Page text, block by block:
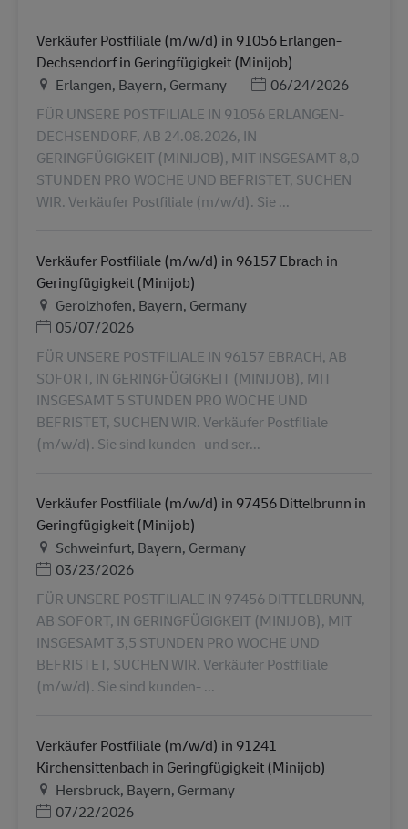
Verkäufer Postfiliale (m/w/d) in 91056 Erlangen-
Dechsendorf in Geringfügigkeit (Minijob)
Местоположение
Erlangen, Bayern, Germany Дата публикации
06/24/2026
FÜR UNSERE POSTFILIALE IN 91056 ERLANGEN-
DECHSENDORF, AB 24.08.2026, IN
GERINGFÜGIGKEIT (MINIJOB), MIT INSGESAMT 8,0
STUNDEN PRO WOCHE UND BEFRISTET, SUCHEN
WIR. Verkäufer Postfiliale (m/w/d). Sie ...
Verkäufer Postfiliale (m/w/d) in 96157 Ebrach in
Geringfügigkeit (Minijob)
Местоположение
Gerolzhofen, Bayern, Germany
Дата публикации
05/07/2026
FÜR UNSERE POSTFILIALE IN 96157 EBRACH, AB
SOFORT, IN GERINGFÜGIGKEIT (MINIJOB), MIT
INSGESAMT 5 STUNDEN PRO WOCHE UND
BEFRISTET, SUCHEN WIR. Verkäufer Postfiliale
(m/w/d). Sie sind kunden- und ser...
Verkäufer Postfiliale (m/w/d) in 97456 Dittelbrunn in
Geringfügigkeit (Minijob)
Местоположение
Schweinfurt, Bayern, Germany
Дата публикации
03/23/2026
FÜR UNSERE POSTFILIALE IN 97456 DITTELBRUNN,
AB SOFORT, IN GERINGFÜGIGKEIT (MINIJOB), MIT
INSGESAMT 3,5 STUNDEN PRO WOCHE UND
BEFRISTET, SUCHEN WIR. Verkäufer Postfiliale
(m/w/d). Sie sind kunden- ...
Verkäufer Postfiliale (m/w/d) in 91241
Kirchensittenbach in Geringfügigkeit (Minijob)
Местоположение
Hersbruck, Bayern, Germany
Дата публикации
07/22/2026